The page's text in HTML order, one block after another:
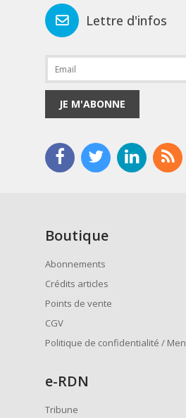
Lettre d'infos
JE M'ABONNE
Boutique
Abonnements
Crédits articles
Points de vente
CGV
Politique de confidentialité /
e-RDN
Tribune